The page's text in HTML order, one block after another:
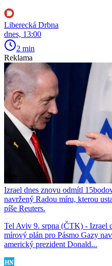
Liberecká Drbna
dnes, 13:00
2 min
Reklama
Izrael dnes znovu odmítl
navržený Radou míru, kterou
píše Reuters.
Tel Aviv 9. srpna (ČTK) - Izrael
mírový plán pro Pásmo Gazy
americký prezident Donald...